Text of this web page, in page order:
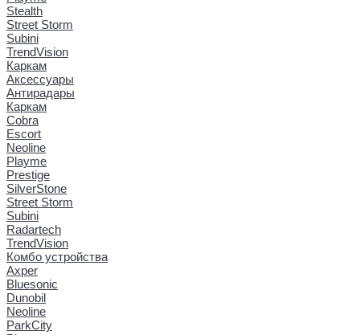
Stealth
Street Storm
Subini
TrendVision
Каркам
Аксессуары
Антирадары
Каркам
Cobra
Escort
Neoline
Playme
Prestige
SilverStone
Street Storm
Subini
Radartech
TrendVision
Комбо устройства
Axper
Bluesonic
Dunobil
Neoline
ParkCity